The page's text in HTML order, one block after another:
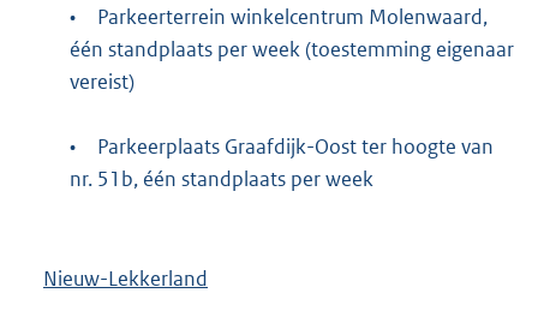
•
Parkeerterrein winkelcentrum Molenwaard,
één standplaats per week (toestemming eigenaar
vereist)
•
Parkeerplaats Graafdijk-Oost ter hoogte van
nr. 51b, één standplaats per week
Nieuw-Lekkerland